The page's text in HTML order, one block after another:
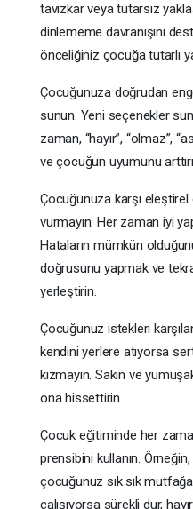
tavizkar veya tutarsız
dinlememe davranışını
önceliğiniz çocuğa tutarlı
Çocuğunuza doğrudan
sunun. Yeni seçenekler
zaman, “hayır”, “olmaz”,
ve çocuğun uyumunu
Çocuğunuza karşı eleştirel
vurmayın. Her zaman iyi
Hataların mümkün
doğrusunu yapmak ve
yerleştirin.
Çocuğunuz istekleri
kendini yerlere atıyorsa
kızmayın. Sakin ve
ona hissettirin.
Çocuk eğitiminde her
prensibini kullanın.
çocuğunuz sık sık
çalışıyorsa sürekli dur,